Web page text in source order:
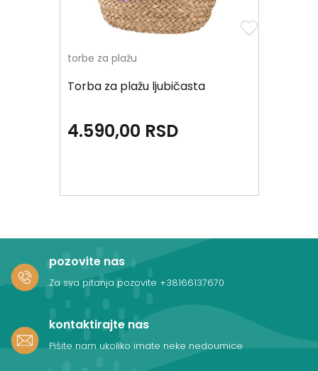
torbe za plažu
Torba za plažu ljubičasta
4.590,00 RSD
pozovite nas
Za sva pitanja pozovite +38166137670
kontaktirajte nas
Pišite nam ukoliko imate neke nedoumice